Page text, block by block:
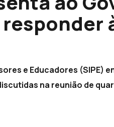
e Educadores (SIPE)
na reunião de